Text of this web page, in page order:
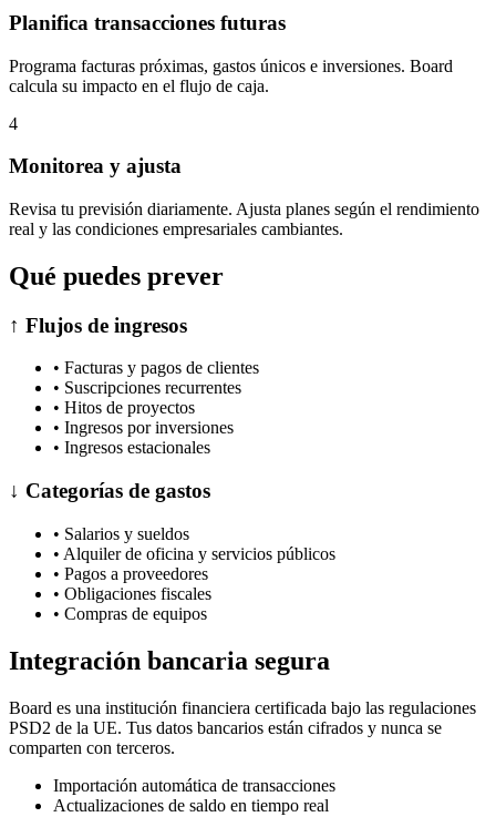
Planifica transacciones futuras
Programa facturas próximas, gastos únicos e inversiones. Board
calcula su impacto en el flujo de caja.
4
Monitorea y ajusta
Revisa tu previsión diariamente. Ajusta planes según el rendimiento
real y las condiciones empresariales cambiantes.
Qué puedes prever
↑ Flujos de ingresos
• Facturas y pagos de clientes
• Suscripciones recurrentes
• Hitos de proyectos
• Ingresos por inversiones
• Ingresos estacionales
↓ Categorías de gastos
• Salarios y sueldos
• Alquiler de oficina y servicios públicos
• Pagos a proveedores
• Obligaciones fiscales
• Compras de equipos
Integración bancaria segura
Board es una institución financiera certificada bajo las regulaciones
PSD2 de la UE. Tus datos bancarios están cifrados y nunca se
comparten con terceros.
Importación automática de transacciones
Actualizaciones de saldo en tiempo real